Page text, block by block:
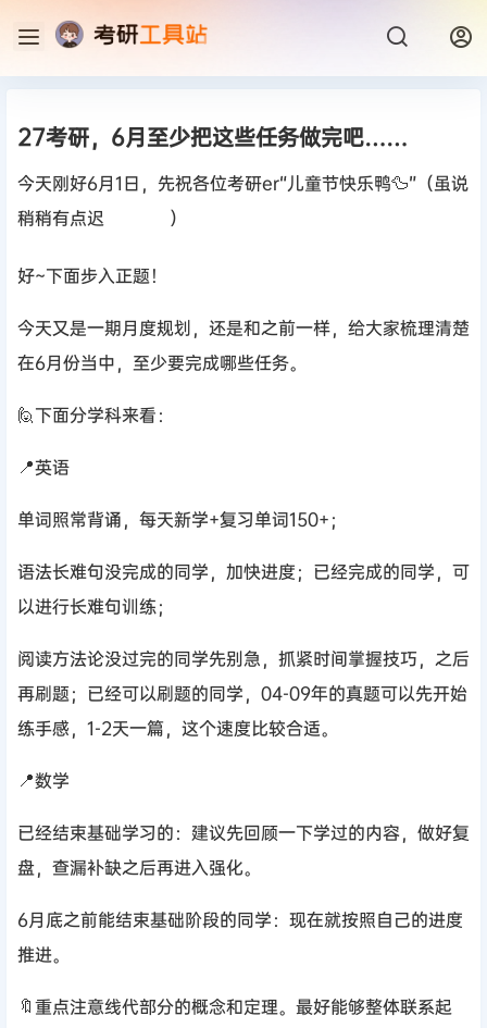
27考研，6月至少把这些任务做完吧……
今天刚好6月1日，先祝各位考研er“儿童节快乐鸭🦆”（虽说
稍稍有点迟
）
好~下面步入正题！
今天又是一期月度规划，还是和之前一样，给大家梳理清楚
在6月份当中，至少要完成哪些任务。
🙋下面分学科来看：
📍英语
单词照常背诵，每天新学+复习单词150+；
语法长难句没完成的同学，加快进度；已经完成的同学，可
以进行长难句训练；
阅读方法论没过完的同学先别急，抓紧时间掌握技巧，之后
再刷题；已经可以刷题的同学，04-09年的真题可以先开始
练手感，1-2天一篇，这个速度比较合适。
📍数学
已经结束基础学习的：建议先回顾一下学过的内容，做好复
盘，查漏补缺之后再进入强化。
6月底之前能结束基础阶段的同学：现在就按照自己的进度
推进。
🔖重点注意线代部分的概念和定理。最好能够整体联系起